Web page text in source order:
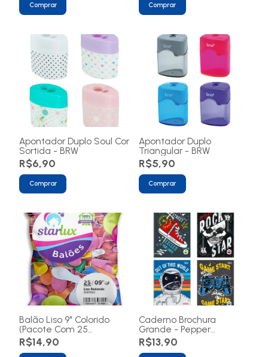
Comprar Comprar
Apontador Duplo Soul Cor
Sortida - BRW
R$6,90
Comprar
Apontador Duplo
Triangular - BRW
R$5,90
Comprar
Balão Liso 9" Colorido
(Pacote Com 25
Unidades)
R$14,90
Caderno Brochura
Grande - Pepper
Masculino - 80 folhas
R$13,90